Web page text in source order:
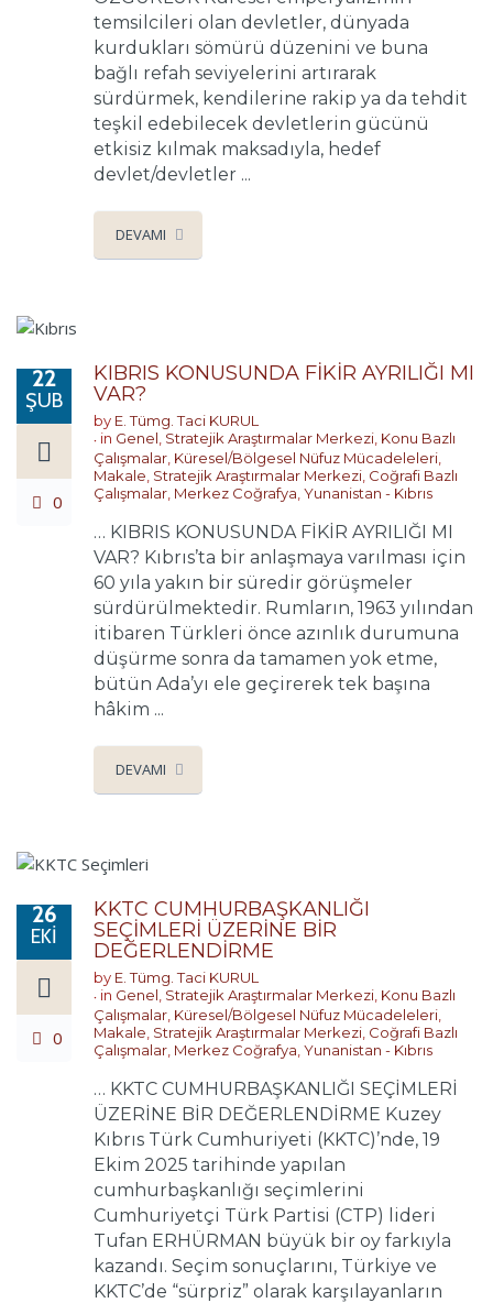
temsilcileri olan devletler, dünyada
kurdukları sömürü düzenini ve buna
bağlı refah seviyelerini artırarak
sürdürmek, kendilerine rakip ya da tehdit
teşkil edebilecek devletlerin gücünü
etkisiz kılmak maksadıyla, hedef
devlet/devletler ...
DEVAMI
22
ŞUB
0
KIBRIS KONUSUNDA FİKİR AYRILIĞI MI
VAR?
by E. Tümg. Taci KURUL
in Genel, Stratejik Araştırmalar Merkezi, Konu Bazlı
Çalışmalar, Küresel/Bölgesel Nüfuz Mücadeleleri,
Makale, Stratejik Araştırmalar Merkezi, Coğrafi Bazlı
Çalışmalar, Merkez Coğrafya,Yunanistan - Kıbrıs
… KIBRIS KONUSUNDA FİKİR AYRILIĞI MI
VAR? Kıbrıs’ta bir anlaşmaya varılması için
60 yıla yakın bir süredir görüşmeler
sürdürülmektedir. Rumların, 1963 yılından
itibaren Türkleri önce azınlık durumuna
düşürme sonra da tamamen yok etme,
bütün Ada’yı ele geçirerek tek başına
hâkim ...
DEVAMI
26
EKI
0
KKTC CUMHURBAŞKANLIĞI
SEÇİMLERİ ÜZERİNE BİR
DEĞERLENDİRME
by E. Tümg. Taci KURUL
in Genel Stratejik Araştırmalar Merkezi Konu Bazlı
Çalışmalar Küresel/Bölgesel Nüfuz Mücadeleleri
Makale Stratejik Araştırmalar Merkezi Coğrafi Bazlı
Çalışmalar Merkez Coğrafya Yunanistan - Kıbrıs
… KKTC CUMHURBAŞKANLIĞI SEÇİMLERİ
ÜZERİNE BİR DEĞERLENDİRME Kuzey
Kıbrıs Türk Cumhuriyeti (KKTC)’nde, 19
Ekim 2025 tarihinde yapılan
cumhurbaşkanlığı seçimlerini
Cumhuriyetçi Türk Partisi (CTP) lideri
Tufan ERHÜRMAN büyük bir oy farkıyla
kazandı. Seçim sonuçlarını, Türkiye ve
KKTC’de “sürpriz” olarak karşılayanların